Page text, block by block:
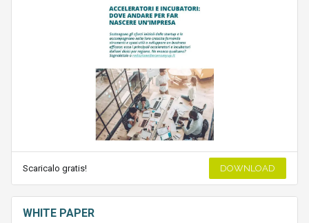
Scaricalo gratis! DOWNLOAD
WHITE PAPER